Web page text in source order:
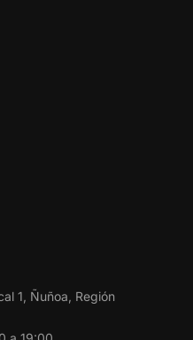
1, Ñuñoa, Región